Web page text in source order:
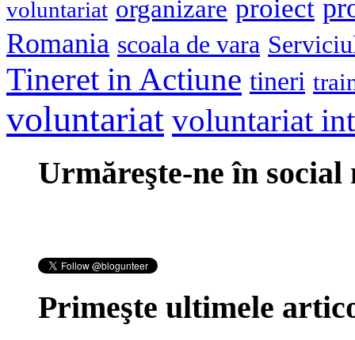
voluntariat organizare proiect
Romania scoala de vara
Tineret in Actiune tineri
voluntariat voluntariat
Urmăreşte-ne în social
Primeşte ultimele